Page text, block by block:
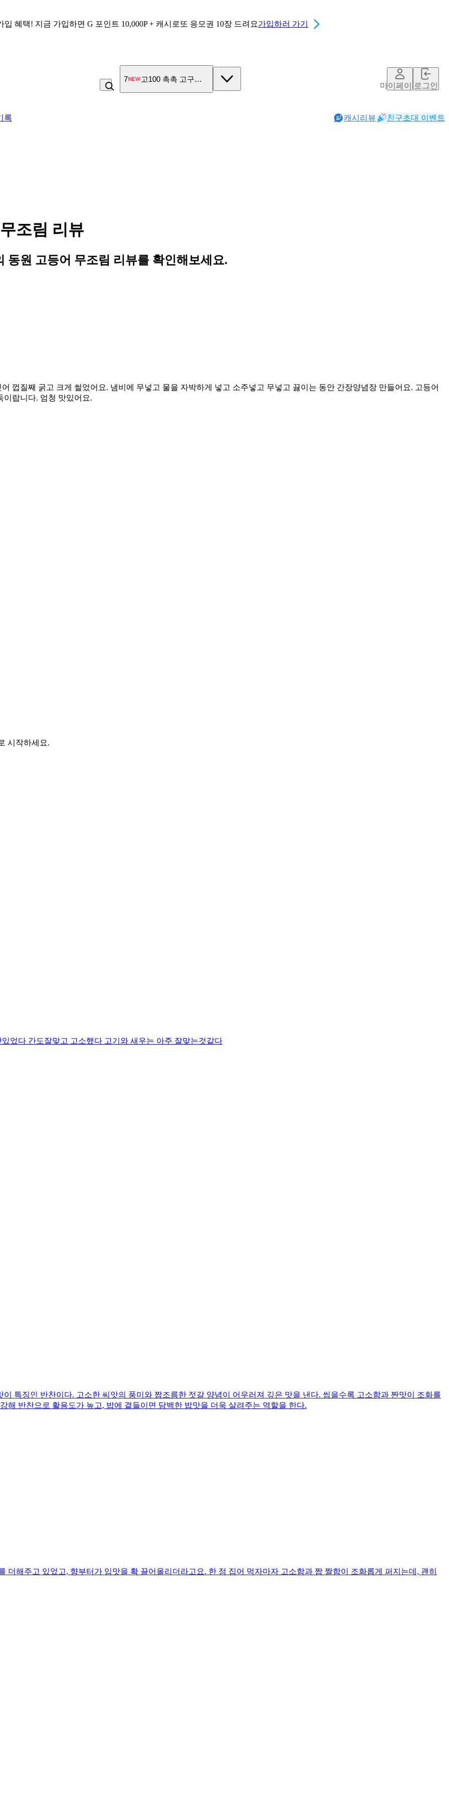
입 혜택! 지금 가입하면 G 포인트 10,000P + 캐시로또 응모권 10장 드려요가입하러 가기
7 고100 촉촉 고구마 스틱
마이페이지로그인
록 캐시리뷰 친구초대 이벤트
조림 리뷰
원 고등어 무조림 리뷰를 확인해보세요.
껍질째 굵고 크게 썰었어요. 냄비에 무넣고 물을 자박하게 넣고 소주넣고 무넣고 끓이는 동안 간장양념장 만들어요. 고등어
이랍니다. 엄청 맛있어요.
시작하세요.
었다 간도잘맞고 고소했다 고기와 새우는 아주 잘맞는것같다
특징인 반찬이다. 고소한 씨앗의 풍미와 짭조름한 젓갈 양념이 어우러져 깊은 맛을 낸다. 씹을수록 고소함과 짠맛이 조화를
해 반찬으로 활용도가 높고, 밥에 곁들이면 담백한 밥맛을 더욱 살려주는 역할을 한다.
더해주고 있었고, 향부터가 입맛을 확 끌어올리더라고요. 한 점 집어 먹자마자 고소함과 짭 짤함이 조화롭게 퍼지는데, 괜히